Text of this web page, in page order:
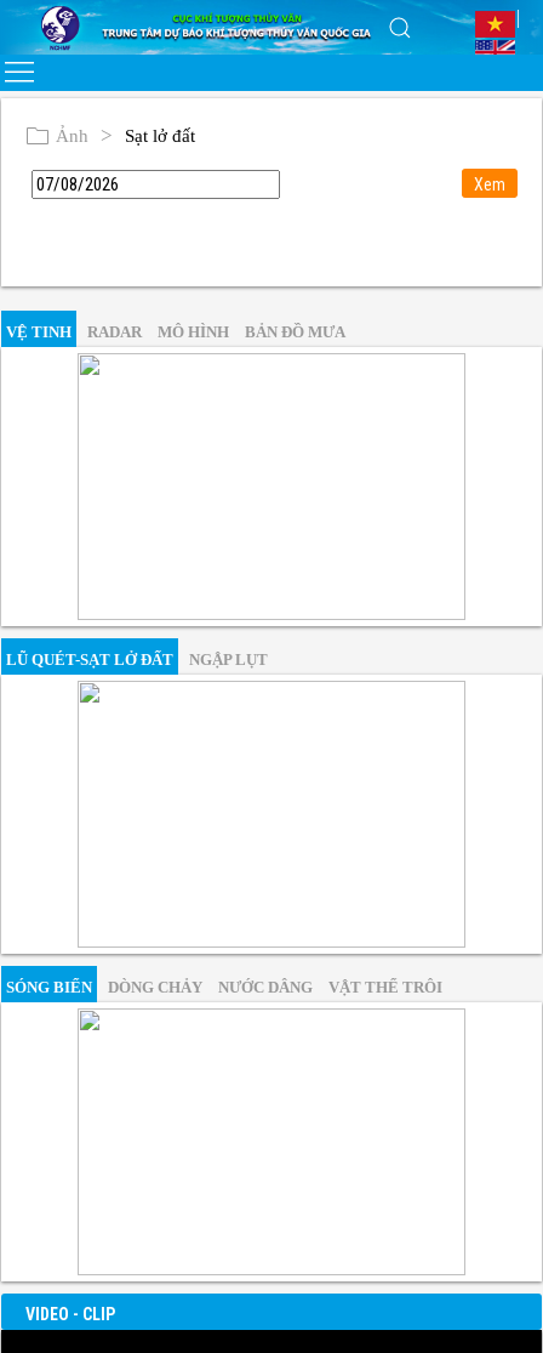
Ảnh Sạt lở đất
VỆ TINH RADAR MÔ HÌNH BẢN ĐỒ MƯA
LŨ QUÉT-SẠT LỞ ĐẤT NGẬP LỤT
SÓNG BIỂN DÒNG CHẢY NƯỚC DÂNG VẬT THỂ TRÔI
VIDEO - CLIP